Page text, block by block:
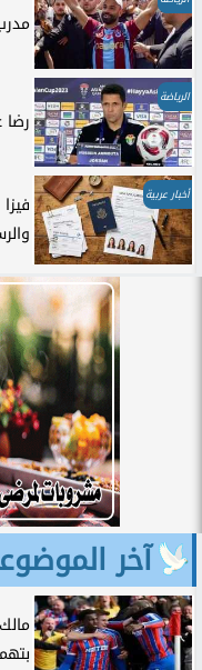
الرياضة
أخبار عربية
آخر